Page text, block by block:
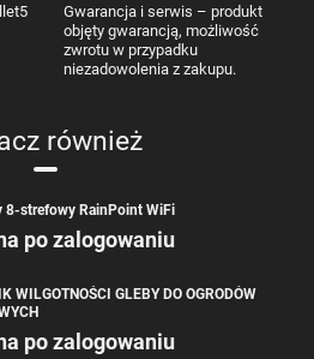
Gwarancja i serwis – produkt
objęty gwarancją, możliwość
zwrotu w przypadku
niezadowolenia z zakupu.
również
8-strefowy RainPoint WiFi
po zalogowaniu
WILGOTNOŚCI GLEBY DO OGRODÓW
po zalogowaniu